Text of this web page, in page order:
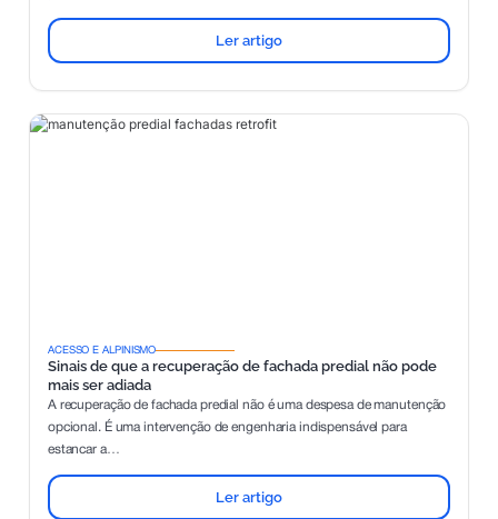
Ler artigo
ACESSO E ALPINISMO
Sinais de que a recuperação de fachada predial não pode
mais ser adiada
A recuperação de fachada predial não é uma despesa de manutenção
opcional. É uma intervenção de engenharia indispensável para
estancar a…
Ler artigo